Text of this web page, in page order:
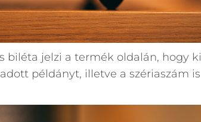
biléta jelzi a termék oldalán, hogy ki
példányt, illetve a szériaszám is